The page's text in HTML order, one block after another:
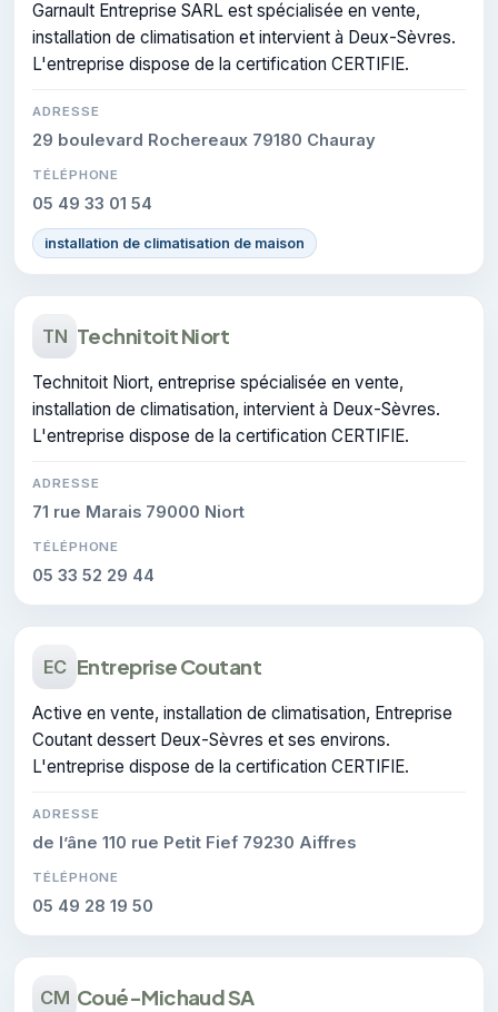
Garnault Entreprise SARL est spécialisée en vente,
installation de climatisation et intervient à Deux-Sèvres.
L'entreprise dispose de la certification CERTIFIE.
ADRESSE
29 boulevard Rochereaux 79180 Chauray
TÉLÉPHONE
05 49 33 01 54
installation de climatisation de maison
TN Technitoit Niort
Technitoit Niort, entreprise spécialisée en vente,
installation de climatisation, intervient à Deux-Sèvres.
L'entreprise dispose de la certification CERTIFIE.
ADRESSE
71 rue Marais 79000 Niort
TÉLÉPHONE
05 33 52 29 44
EC Entreprise Coutant
Active en vente, installation de climatisation, Entreprise
Coutant dessert Deux-Sèvres et ses environs.
L'entreprise dispose de la certification CERTIFIE.
ADRESSE
de l’âne 110 rue Petit Fief 79230 Aiffres
TÉLÉPHONE
05 49 28 19 50
CM Coué-Michaud SA